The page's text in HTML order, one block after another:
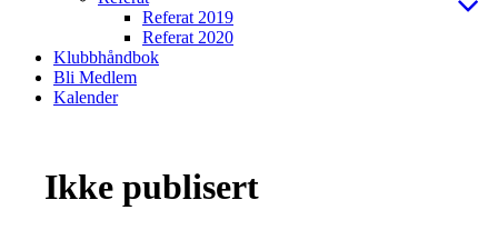
Referat 2019
Referat 2020
Klubbhåndbok
Bli Medlem
Kalender
Ikke publisert